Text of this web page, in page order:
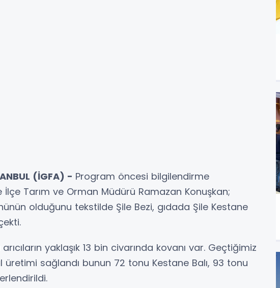
(İGFA) - Program öncesi bilgilendirme
İlçe Tarım ve Orman Müdürü Ramazan Konuşkan;
olduğunu tekstilde Şile Bezi, gıdada Şile Kestane
yaklaşık 13 bin civarında kovanı var. Geçtiğimiz
üretimi sağlandı bunun 72 tonu Kestane Balı, 93 tonu